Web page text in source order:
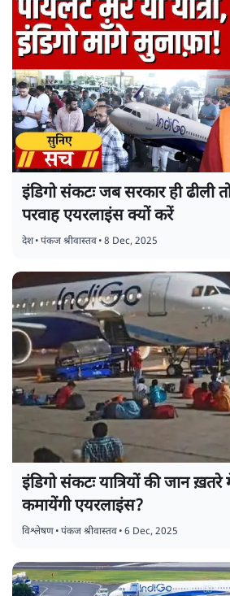
इंडिगो संकटः जब सरकार ही ढीली
परवाह एयरलाइंस क्यों करें
देश•पंकज श्रीवास्तव•8 Dec, 2025
इंडिगो संकटः यात्रियों की जान
कमायेंगी एयरलाइंस?
विश्लेषण•पंकज श्रीवास्तव•6 Dec, 2025